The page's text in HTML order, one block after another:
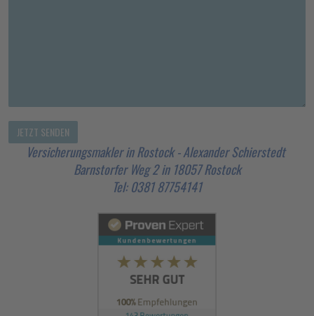
Versicherungsmakler in Rostock - Alexander Schierstedt
Barnstorfer Weg 2 in 18057 Rostock
Tel: 0381 87754141